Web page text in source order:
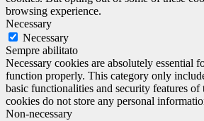
browsing experience.
Necessary
Necessary
Sempre abilitato
Necessary cookies are absolutely essential
function properly. This category only
basic functionalities and security features of
cookies do not store any personal
Non-necessary